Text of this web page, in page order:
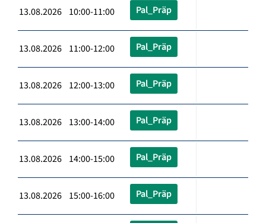
13.08.2026 10:00-11:00 Pal_Präp
13.08.2026 11:00-12:00 Pal_Präp
13.08.2026 12:00-13:00 Pal_Präp
13.08.2026 13:00-14:00 Pal_Präp
13.08.2026 14:00-15:00 Pal_Präp
13.08.2026 15:00-16:00 Pal_Präp